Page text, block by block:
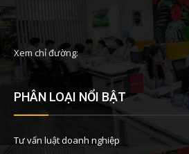
Xem chỉ đường:
PHÂN LOẠI NỔI BẬT
Tư vấn luật doanh nghiệp